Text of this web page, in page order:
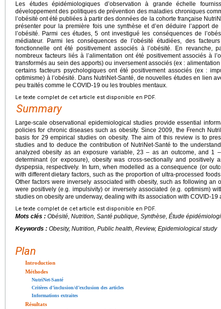
Les études épidémiologiques d’observation à grande échelle
développement des politiques de prévention des maladies chroniques
l’obésité ont été publiées à partir des données de la cohorte française
présenter pour la première fois une synthèse et d’en déduire l’apport
l’obésité. Parmi ces études, 5 ont investigué les conséquences de
médiateur. Parmi les conséquences de l’obésité étudiées, des
fonctionnelle ont été positivement associés à l’obésité. En revanche,
nombreux facteurs liés à l’alimentation ont été positivement associés à
transformés au sein des apports) ou inversement associés (ex :
certains facteurs psychologiques ont été positivement associés (ex :
optimisme) à l’obésité. Dans NutriNet-Santé, de nouvelles études en lien
peu traités comme le COVID-19 ou les troubles mentaux.
Le texte complet de cet article est disponible en PDF.
Summary
Large-scale observational epidemiological studies provide essential
policies for chronic diseases such as obesity. Since 2009, the French
basis for 29 empirical studies on obesity. The aim of this review is to
studies and to deduce the contribution of NutriNet-Santé to the
analyzed obesity as an exposure variable, 23 – as an outcome, and 1
determinant (or exposure), obesity was cross-sectionally and positively
dyspepsia, respectively. In turn, when modelled as a consequence (or
with different dietary factors, such as the proportion of ultra-processed
Other factors were inversely associated with obesity, such as following an
were positively (e.g. impulsivity) or inversely associated (e.g. optimism)
studies on obesity are underway, dealing with its association with COVID-19
Le texte complet de cet article est disponible en PDF.
Mots clés : Obésité, Nutrition, Santé publique, Synthèse, Étude
Keywords : Obesity, Nutrition, Public health, Review, Epidemiological study
Plan
Introduction
Méthodes
NutriNet-Santé
Critères d’inclusion/d’exclusion des articles
Informations extraites
Résultats